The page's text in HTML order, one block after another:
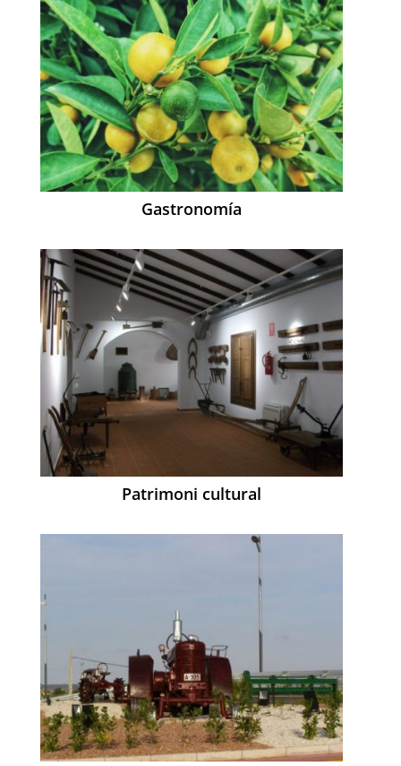
Gastronomía
Patrimoni cultural